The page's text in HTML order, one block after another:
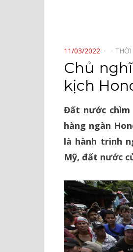
POSTED
ON
11/03/2022 THỜI
Chủ
kịch
Đất nước
hàng ngàn
là hành trình
Mỹ, đất nước